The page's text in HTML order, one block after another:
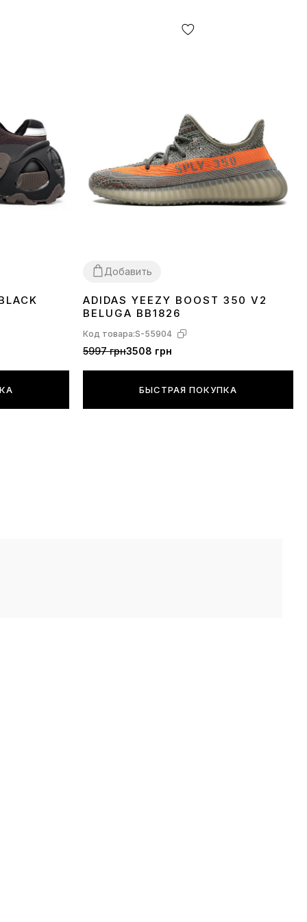
Добавить
37 3839 40 4142
ADIDAS YEEZY BOOST 350 V2
BELUGA BB1826
Код товара:S-55904
5997 грн3508 грн
БЫСТРАЯ ПОКУПКА